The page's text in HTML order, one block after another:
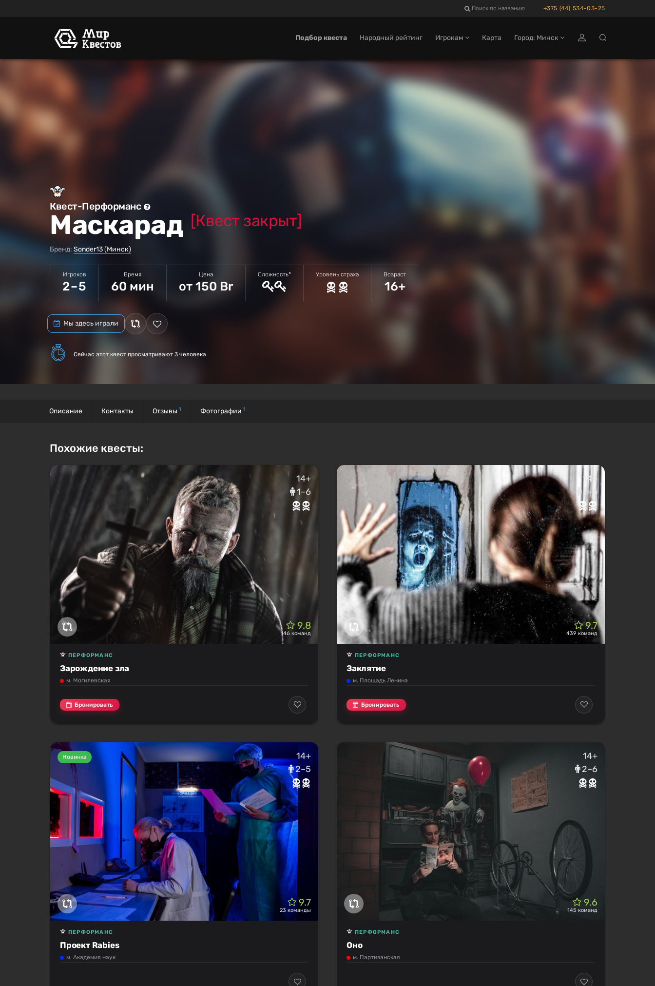
Поиск по названию +375 (44) 534-03-25
Подбор квеста Народный рейтинг Игрокам Карта Город: Минск
Квест-Перформанс
Маскарад [Квест закрыт]
Бренд: Sonder13 (Минск)
Игроков
2 – 5
Время
60 мин
Цена
от 150 Br
Сложность* Уровень страха Возраст
16+
Мы здесь играли
Сейчас этот квест просматривают 3 человека
Описание Контакты Отзывы 1 Фотографии 1
Похожие квесты:
14+
1–6
9.8
146 команд
Зарождение зла
ПЕРФОРМАНС
м. Могилевская
Бронировать
14+
1–6
9.7
439 команд
Заклятие
ПЕРФОРМАНС
м. Площадь Ленина
Бронировать
Новинка
14+
2–5
9.7
23 команды
Проект Rabies
ПЕРФОРМАНС
м. Академия наук
14+
2–6
9.6
145 команд
Оно
ПЕРФОРМАНС
м. Партизанская